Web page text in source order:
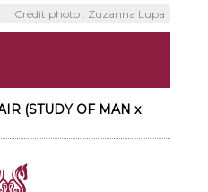
Crédit photo : Zuzanna Lupa
(STUDY OF MAN x